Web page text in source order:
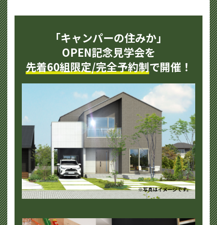
「キャンパーの住みか」
OPEN記念見学会を
先着60組限定/完全予約制で開催！